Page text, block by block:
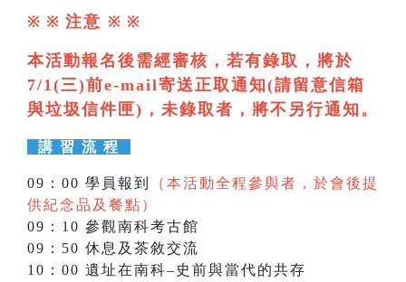
※ ※ 注意 ※ ※
本活動報名後需經審核，若有錄取，將於
7/1(三)前e-mail寄送正取通知(請留意信箱
與垃圾信件匣)，未錄取者，將不另行通知。
講 習 流 程
09：00 學員報到
（本活動全程參與者，於會後提
供紀念品及餐點）
09：10 參觀南科考古館
09：50 休息及茶敘交流
10：00 遺址在南科–史前與當代的共存